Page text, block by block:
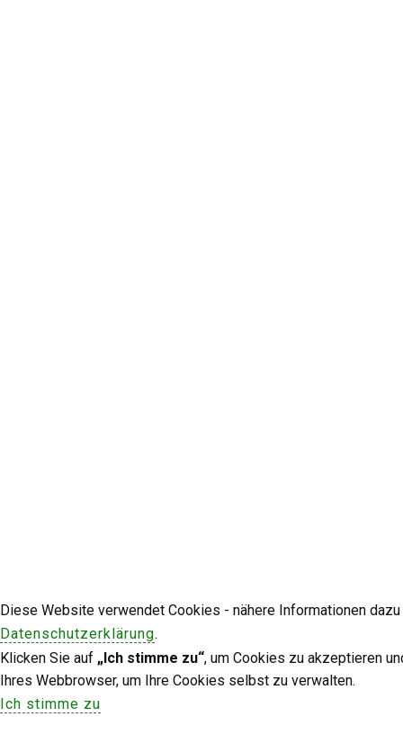
Diese Website verwendet Cookies - nähere Informationen
Datenschutzerklärung.
Klicken Sie auf „Ich stimme zu“, um Cookies zu akzeptieren
Ihres Webbrowser, um Ihre Cookies selbst zu verwalten.
Ich stimme zu